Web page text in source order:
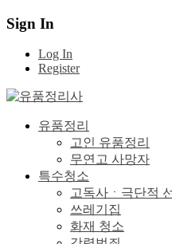
Sign In
Log In
Register
유품정리
고인 유품정리
무연고 사망자
특수청소
고독사ㆍ극단적
쓰레기집
화재 청소